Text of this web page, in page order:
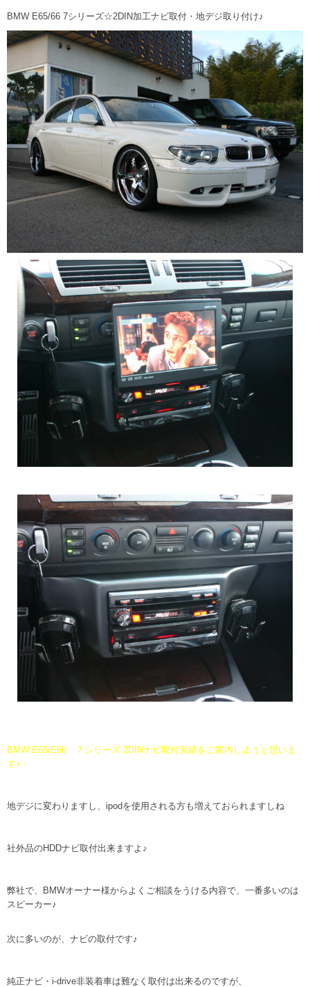
BMW E65/66 7シリーズ☆2DIN加工ナビ取付・地デジ取り付け♪
BMW E65/E66 ７シリーズ 2DINナビ取付実績をご案内しようと思いま
す♪
地デジに変わりますし、ipodを使用される方も増えておられますしね
社外品のHDDナビ取付出来ますよ♪
弊社で、BMWオーナー様からよくご相談をうける内容で、一番多いのは
スピーカー♪
次に多いのが、ナビの取付です♪
純正ナビ・i-drive非装着車は難なく取付は出来るのですが、